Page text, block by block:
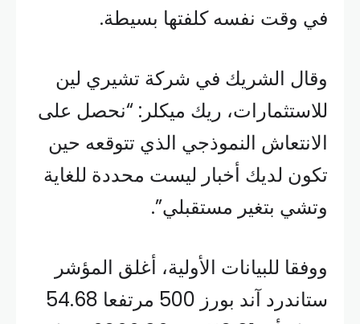
في وقت نفسه كلفتها بسيطة.
وقال الشريك في شركة تشيري لين
للاستثمارات، ريك ميكلر: “نحصل على
الانتعاش النموذجي الذي تتوقعه حين
تكون لديك أخبار ليست محددة للغاية
وتشي بتغير مستقبلي”.
ووفقا للبيانات الأولية، أغلق المؤشر
ستاندرد آند بورز 500 مرتفعا 54.68